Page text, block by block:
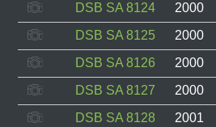
DSB SA 8124
2000
DSB SA 8125
2000
DSB SA 8126
2000
DSB SA 8127
2000
DSB SA 8128
2001